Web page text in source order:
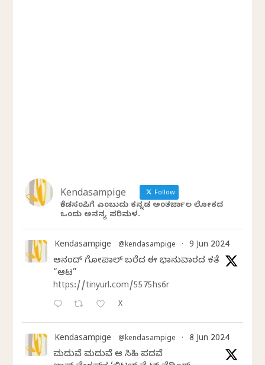
Kendasampige Follow
ಕೆಂಡಸಂಪಿಗೆ ಎಂಬುದು ಕನ್ನಡ ಅಂತರ್ಜಾಲ ಲೋಕದ
ಒಂದು ಅನನ್ಯ ಪರಿಮಳ.
Kendasampige @kendasampige · 9 Jun 2024
ಆನಂದ್‌ ಗೋಪಾಲ್‌ ಬರೆದ ಈ ಭಾನುವಾರದ ಕತೆ
“ಆಟ”
https://tinyurl.com/5575hs6r
X
Kendasampige @kendasampige · 8 Jun 2024
ಮದುವೆ ಮದುವೆ ಆ ಸಿಹಿ ಪದವೆ